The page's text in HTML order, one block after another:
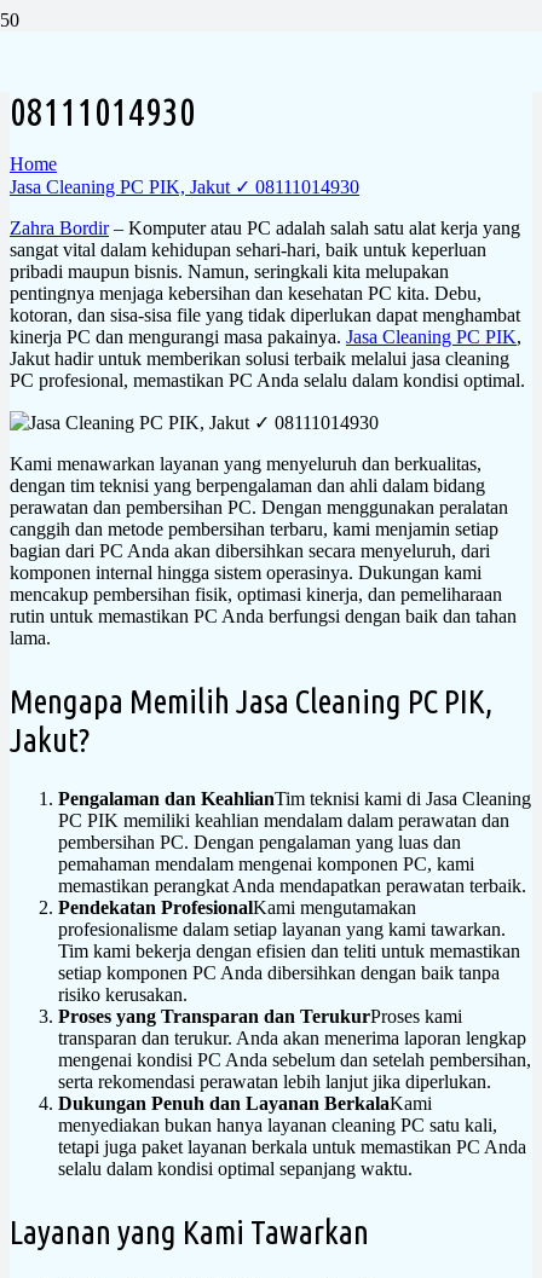
08111014930
Home
Jasa Cleaning PC PIK, Jakut ✓ 08111014930
Zahra Bordir– Komputer atau PC adalah salah satu alat kerja yang
sangat vital dalam kehidupan sehari-hari, baik untuk keperluan
pribadi maupun bisnis. Namun, seringkali kita melupakan
pentingnya menjaga kebersihan dan kesehatan PC kita. Debu,
kotoran, dan sisa-sisa file yang tidak diperlukan dapat menghambat
kinerja PC dan mengurangi masa pakainya. Jasa Cleaning PC PIK,
Jakut hadir untuk memberikan solusi terbaik melalui jasa cleaning
PC profesional, memastikan PC Anda selalu dalam kondisi optimal.
Kami menawarkan layanan yang menyeluruh dan berkualitas,
dengan tim teknisi yang berpengalaman dan ahli dalam bidang
perawatan dan pembersihan PC. Dengan menggunakan peralatan
canggih dan metode pembersihan terbaru, kami menjamin setiap
bagian dari PC Anda akan dibersihkan secara menyeluruh, dari
komponen internal hingga sistem operasinya. Dukungan kami
mencakup pembersihan fisik, optimasi kinerja, dan pemeliharaan
rutin untuk memastikan PC Anda berfungsi dengan baik dan tahan
lama.
Mengapa Memilih Jasa Cleaning PC PIK,
Jakut?
Pengalaman dan KeahlianTim teknisi kami di Jasa Cleaning
PC PIK memiliki keahlian mendalam dalam perawatan dan
pembersihan PC. Dengan pengalaman yang luas dan
pemahaman mendalam mengenai komponen PC, kami
memastikan perangkat Anda mendapatkan perawatan terbaik.
Pendekatan ProfesionalKami mengutamakan
profesionalisme dalam setiap layanan yang kami tawarkan.
Tim kami bekerja dengan efisien dan teliti untuk memastikan
setiap komponen PC Anda dibersihkan dengan baik tanpa
risiko kerusakan.
Proses yang Transparan dan TerukurProses kami
transparan dan terukur. Anda akan menerima laporan lengkap
mengenai kondisi PC Anda sebelum dan setelah pembersihan,
serta rekomendasi perawatan lebih lanjut jika diperlukan.
Dukungan Penuh dan Layanan BerkalaKami
menyediakan bukan hanya layanan cleaning PC satu kali,
tetapi juga paket layanan berkala untuk memastikan PC Anda
selalu dalam kondisi optimal sepanjang waktu.
Layanan yang Kami Tawarkan